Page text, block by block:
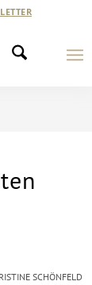
SCHÖNFELD